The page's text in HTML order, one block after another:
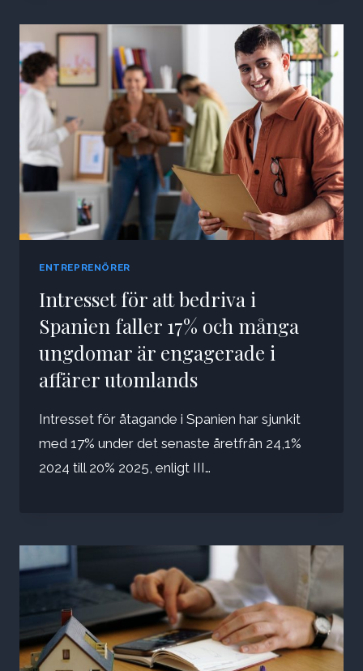
ENTREPRENÖRER
Intresset för att bedriva i
Spanien faller 17% och många
ungdomar är engagerade i
affärer utomlands
Intresset för åtagande i Spanien har sjunkit
med 17% under det senaste åretfrån 24,1%
2024 till 20% 2025, enligt III…